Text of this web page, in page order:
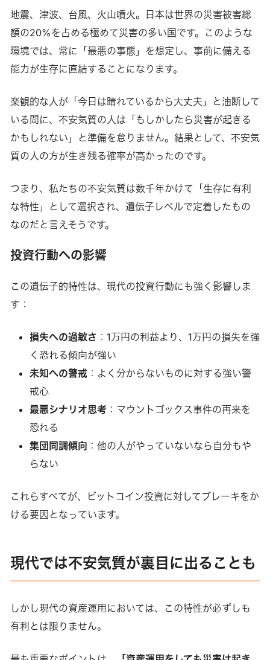
地震、津波、台風、火山噴火。日本は世界の災害被害総
額の20%を占める極めて災害の多い国です。このような
環境では、常に「最悪の事態」を想定し、事前に備える
能力が生存に直結することになります。
楽観的な人が「今日は晴れているから大丈夫」と油断して
いる間に、不安気質の人は「もしかしたら災害が起きる
かもしれない」と準備を怠りません。結果として、不安気
質の人の方が生き残る確率が高かったのです。
つまり、私たちの不安気質は数千年かけて「生存に有利
な特性」として選択され、遺伝子レベルで定着したもの
なのだと言えそうです。
投資行動への影響
この遺伝子的特性は、現代の投資行動にも強く影響しま
す：
損失への過敏さ ：1万円の利益より、1万円の損失を強
く恐れる傾向が強い
未知への警戒：よく分からないものに対する強い警
戒心
最悪シナリオ思考：マウントゴックス事件の再来を
恐れる
集団同調傾向 ：他の人がやっていないなら自分もや
らない
これらすべてが、ビットコイン投資に対してブレーキをか
ける要因となっています。
現代では不安気質が裏目に出ることも
しかし現代の資産運用においては、この特性が必ずしも
有利とは限りません。